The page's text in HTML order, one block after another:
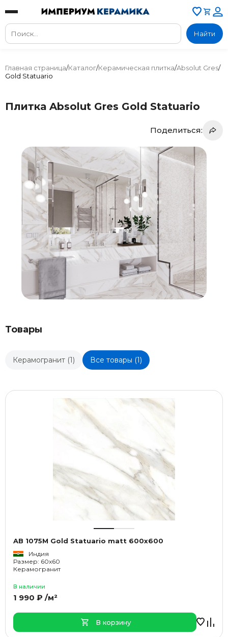
Найти
Главная страница/Каталог/Керамическая плитка/Absolut Gres/
Gold Statuario
Плитка Absolut Gres Gold Statuario
Поделиться:
Товары
Керамогранит (1) Все товары (1)
AB 1075M Gold Statuario matt 600x600
Индия
Размер: 60x60
Керамогранит
В наличии
1 990 ₽ /м²
В корзину